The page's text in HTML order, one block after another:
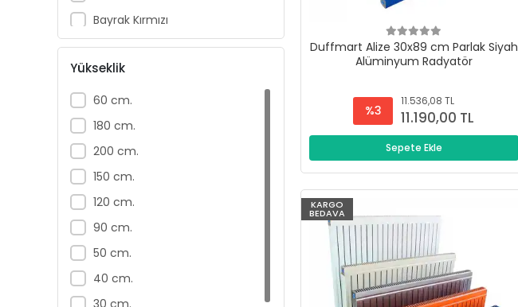
Bayrak Kırmızı
Metalik Gri
Antrasit
Parlak Gri
Mat Gri
Açık Gri
Buz Beyaz
Parlak Siyah
Korm
Yükseklik
60 cm.
180 cm.
200 cm.
150 cm.
120 cm.
90 cm.
50 cm.
40 cm.
30 cm.
Duffmart Alize 30x89 cm Parlak Siyah
Alüminyum Radyatör
%3
11.536,08 TL
11.190,00 TL
Sepete Ekle
KARGO
BEDAVA